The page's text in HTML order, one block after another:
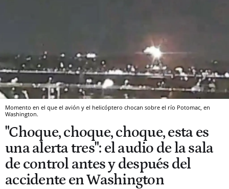
Momento en el que el avión y el helicóptero chocan sobre el río Potomac, en
Washington.
"Choque, choque, choque, esta es
una alerta tres": el audio de la sala
de control antes y después del
accidente en Washington